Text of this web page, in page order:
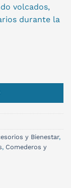
volcados,
durante la
y Bienestar,
, Comederos y